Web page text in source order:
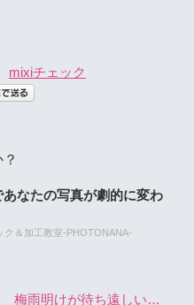
mixiチェック
あなたの写真が劇的に変わ
ク＆加工教室-PHOTONANA-
梅雨明けが待ち遠しい…